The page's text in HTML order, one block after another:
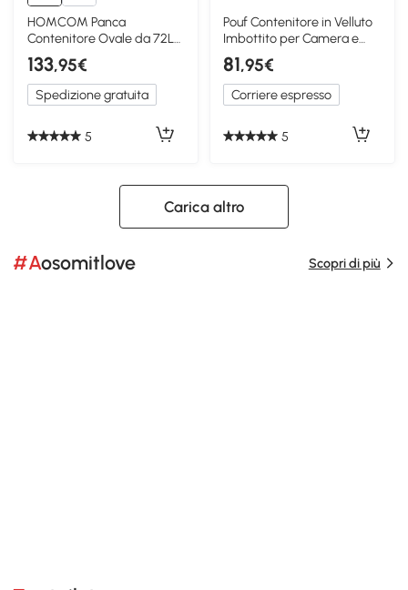
HOMCOM Panca
Contenitore Ovale da 72L
in Tessuto Vellutato Rosa
133,95€
Spedizione gratuita
5
Pouf Contenitore in Velluto
Imbottito per Camera e
Ingresso Rosa
81,95€
Corriere espresso
5
Carica altro
#Aosomitlove Scopri di più